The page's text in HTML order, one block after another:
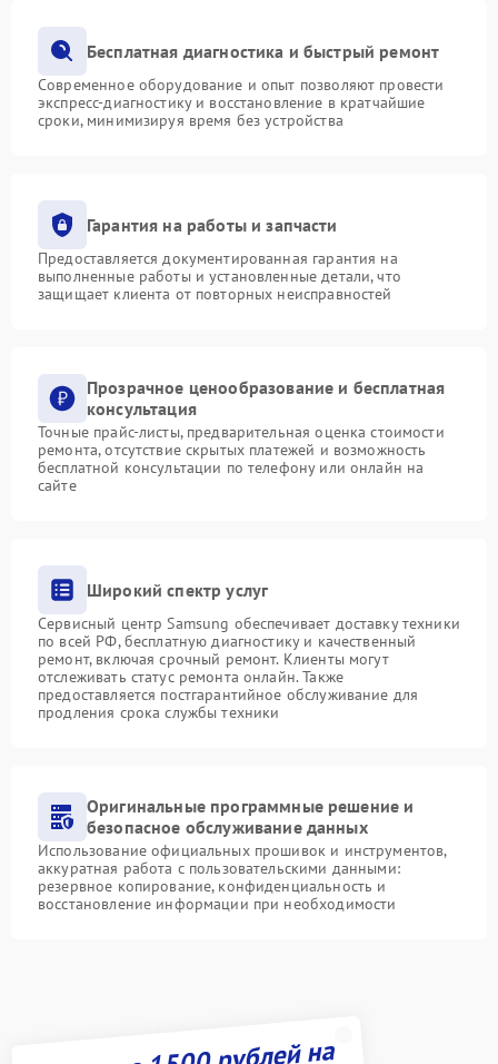
Бесплатная диагностика и быстрый ремонт
Современное оборудование и опыт позволяют провести
экспресс-диагностику и восстановление в кратчайшие
сроки, минимизируя время без устройства
Гарантия на работы и запчасти
Предоставляется документированная гарантия на
выполненные работы и установленные детали, что
защищает клиента от повторных неисправностей
Прозрачное ценообразование и бесплатная
консультация
Точные прайс-листы, предварительная оценка стоимости
ремонта, отсутствие скрытых платежей и возможность
бесплатной консультации по телефону или онлайн на
сайте
Широкий спектр услуг
Сервисный центр Samsung обеспечивает доставку техники
по всей РФ, бесплатную диагностику и качественный
ремонт, включая срочный ремонт. Клиенты могут
отслеживать статус ремонта онлайн. Также
предоставляется постгарантийное обслуживание для
продления срока службы техники
Оригинальные программные решение и
безопасное обслуживание данных
Использование официальных прошивок и инструментов,
аккуратная работа с пользовательскими данными:
резервное копирование, конфиденциальность и
восстановление информации при необходимости